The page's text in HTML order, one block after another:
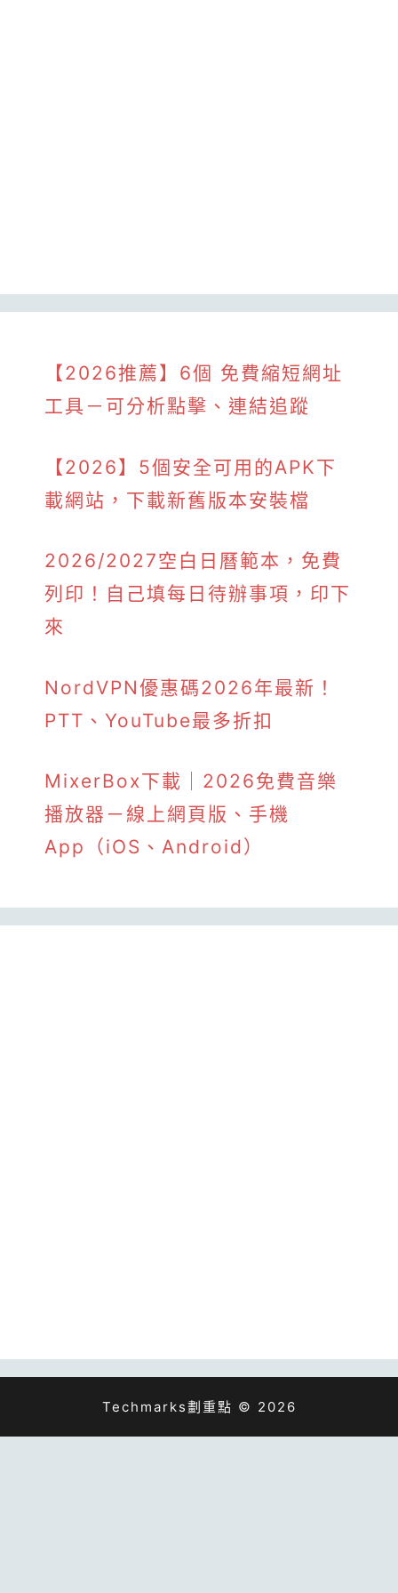
【2026推薦】6個 免費縮短網址
工具－可分析點擊、連結追蹤
【2026】5個安全可用的APK下
載網站，下載新舊版本安裝檔
2026/2027空白日曆範本，免費
列印！自己填每日待辦事項，印下
來
NordVPN優惠碼2026年最新！
PTT、YouTube最多折扣
MixerBox下載｜2026免費音樂
播放器－線上網頁版、手機
App（iOS、Android）
Techmarks劃重點 © 2026